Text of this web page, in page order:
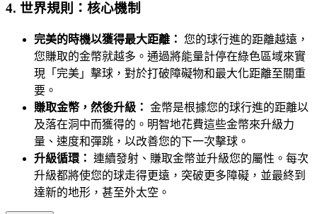
4. 世界規則：核心機制
完美的時機以獲得最大距離： 您的球行進的距離越遠，
您賺取的金幣就越多。通過將能量計停在綠色區域來實
現「完美」擊球，對於打破障礙物和最大化距離至關重
要。
賺取金幣，然後升級： 金幣是根據您的球行進的距離以
及落在洞中而獲得的。明智地花費這些金幣來升級力
量、速度和彈跳，以改善您的下一次擊球。
升級循環： 連續發射、賺取金幣並升級您的屬性。每次
升級都將使您的球走得更遠，突破更多障礙，並最終到
達新的地形，甚至外太空。